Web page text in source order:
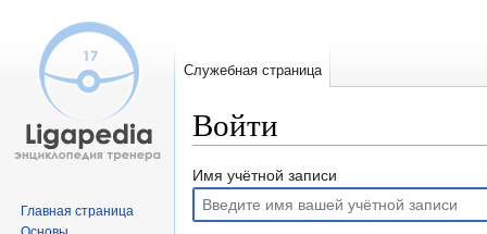
Войти
Перейти
навигации
Перейти
поиску
Имя учётной записи
Служебная страница
Главная страница